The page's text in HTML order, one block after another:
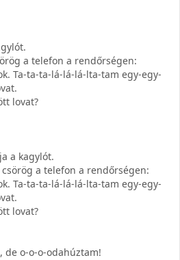
a telefon a rendőrségen:
Ta-ta-ta-lá-lá-lá-lta-tam egy-egy-
lovat?
a kagylót.
a telefon a rendőrségen:
Ta-ta-ta-lá-lá-lá-lta-tam egy-egy-
lovat?
de o-o-o-odahúztam!